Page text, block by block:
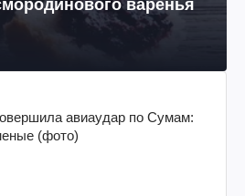
варенья
авиаудар по Сумам:
(фото)